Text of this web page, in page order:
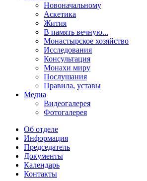
Новоначальному
Аскетика
Жития
В память вечную...
Монастырское хозяйство
Исследования
Консультация
Монахи миру
Послушания
Правила, уставы
Медиа
Видеогалерея
Фотогалерея
Об отделе
Информация
Председатель
Документы
Календарь
Контакты